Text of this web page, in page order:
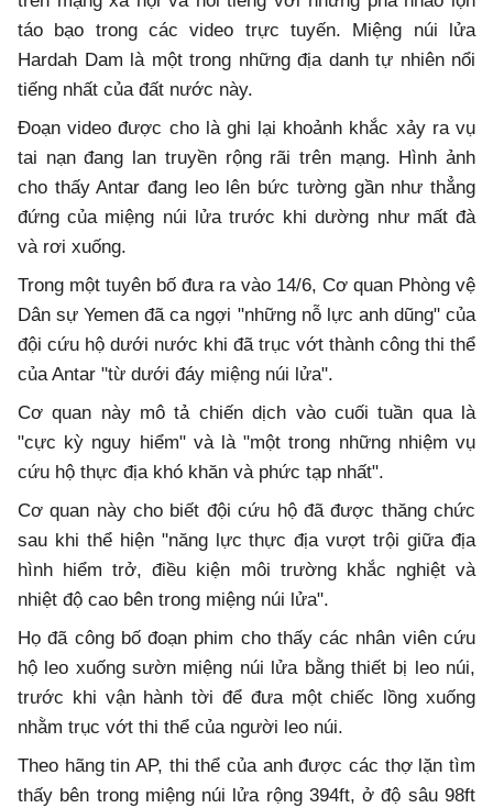
táo bạo trong các video trực tuyến. Miệng núi lửa
Hardah Dam là một trong những địa danh tự nhiên nổi
tiếng nhất của đất nước này.
Đoạn video được cho là ghi lại khoảnh khắc xảy ra vụ
tai nạn đang lan truyền rộng rãi trên mạng. Hình ảnh
cho thấy Antar đang leo lên bức tường gần như thẳng
đứng của miệng núi lửa trước khi dường như mất đà
và rơi xuống.
Trong một tuyên bố đưa ra vào 14/6, Cơ quan Phòng vệ
Dân sự Yemen đã ca ngợi "những nỗ lực anh dũng" của
đội cứu hộ dưới nước khi đã trục vớt thành công thi thể
của Antar "từ dưới đáy miệng núi lửa".
Cơ quan này mô tả chiến dịch vào cuối tuần qua là
"cực kỳ nguy hiểm" và là "một trong những nhiệm vụ
cứu hộ thực địa khó khăn và phức tạp nhất".
Cơ quan này cho biết đội cứu hộ đã được thăng chức
sau khi thể hiện "năng lực thực địa vượt trội giữa địa
hình hiểm trở, điều kiện môi trường khắc nghiệt và
nhiệt độ cao bên trong miệng núi lửa".
Họ đã công bố đoạn phim cho thấy các nhân viên cứu
hộ leo xuống sườn miệng núi lửa bằng thiết bị leo núi,
trước khi vận hành tời để đưa một chiếc lồng xuống
nhằm trục vớt thi thể của người leo núi.
Theo hãng tin AP, thi thể của anh được các thợ lặn tìm
thấy bên trong miệng núi lửa rộng 394ft, ở độ sâu 98ft